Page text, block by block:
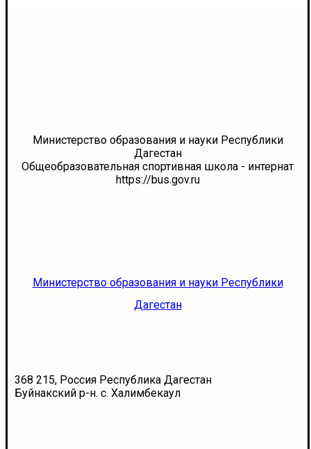
Министерство образования и науки Республики
Дагестан
Общеобразовательная спортивная школа - интернат
https://bus.gov.ru
Министерство образования и науки Республики
Дагестан
368 215, Россия Республика Дагестан
Буйнакский р-н. с. Халимбекаул